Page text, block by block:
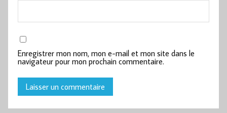
Enregistrer mon nom, mon e-mail et mon site dans le
navigateur pour mon prochain commentaire.